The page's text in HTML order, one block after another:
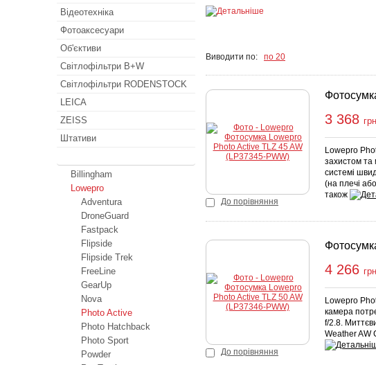
Виводити по: по 20
До порівняння
3 368 грн
Lowepro
захистом та
системі
(на плечі
також
До порівняння
4 266 грн
Lowepro
камера
f/2.8.
Weather AW
Відеотехніка
Фотоаксесуари
Об'єктиви
Світлофільтри B+W
Світлофільтри RODENSTOCK
LEICA
ZEISS
Штативи
Billingham
Lowepro
Adventura
DroneGuard
Fastpack
Flipside
Flipside Trek
FreeLine
GearUp
Nova
Photo Active
Photo Hatchback
Photo Sport
Powder